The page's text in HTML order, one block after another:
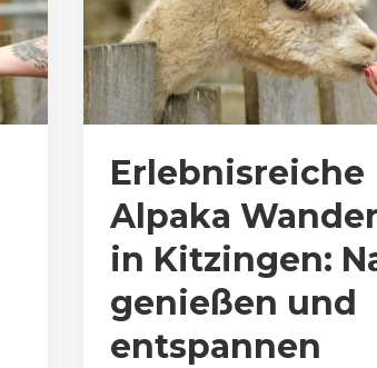
Erlebnisreiche
Alpaka
in Kitzingen:
genießen und
entspannen